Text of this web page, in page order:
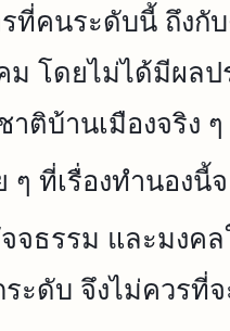
ที่คนระดับนี้ ถึงกั
โดยไม่ได้มีผล
ติบ้านเมืองจริง
ๆ ที่เรื่องทำนอง
จธรรม และมงค
ะดับ จึงไม่ควรที่